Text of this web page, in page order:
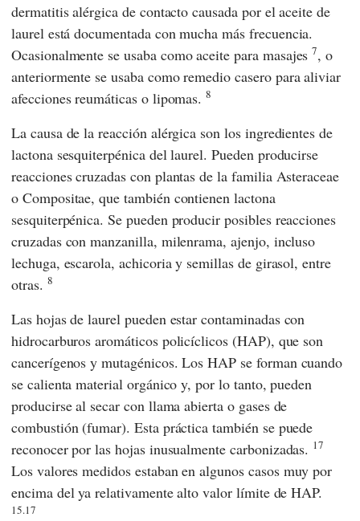
dermatitis alérgica de contacto causada por el aceite de
laurel está documentada con mucha más frecuencia.
Ocasionalmente se usaba como aceite para masajes7, o
anteriormente se usaba como remedio casero para aliviar
afecciones reumáticas o lipomas.8
La causa de la reacción alérgica son los ingredientes de
lactona sesquiterpénica del laurel. Pueden producirse
reacciones cruzadas con plantas de la familia Asteraceae
o Compositae, que también contienen lactona
sesquiterpénica. Se pueden producir posibles reacciones
cruzadas con manzanilla, milenrama, ajenjo, incluso
lechuga, escarola, achicoria y semillas de girasol, entre
otras. 8
Las hojas de laurel pueden estar contaminadas con
hidrocarburos aromáticos policíclicos (HAP), que son
cancerígenos y mutagénicos. Los HAP se forman cuando
se calienta material orgánico y, por lo tanto, pueden
producirse al secar con llama abierta o gases de
combustión (fumar). Esta práctica también se puede
reconocer por las hojas inusualmente carbonizadas. 17
Los valores medidos estaban en algunos casos muy por
encima del ya relativamente alto valor límite de HAP.
15.17